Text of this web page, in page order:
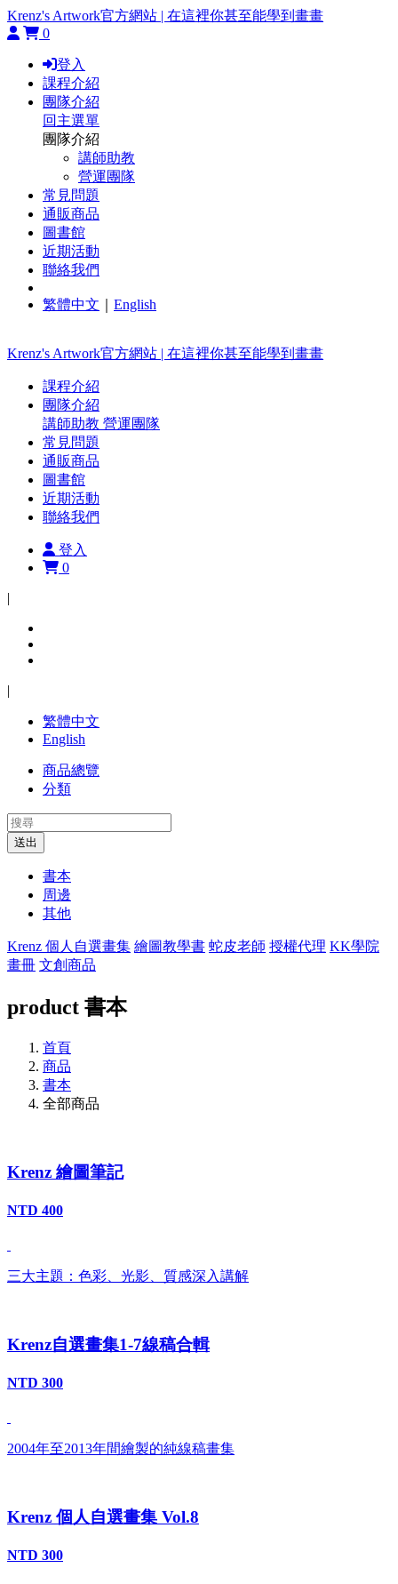
Krenz's Artwork官方網站 | 在這裡你甚至能學到畫畫
0
登入
課程介紹
團隊介紹
回主選單
團隊介紹
講師助教
營運團隊
常見問題
通販商品
圖書館
近期活動
聯絡我們
繁體中文 English
Krenz's Artwork官方網站 | 在這裡你甚至能學到畫畫
課程介紹
團隊介紹
講師助教 營運團隊
常見問題
通販商品
圖書館
近期活動
聯絡我們
登入
0
|
|
繁體中文
English
商品總覽
分類
送出
書本
周邊
其他
Krenz 個人自選畫集 繪圖教學書 蛇皮老師 授權代理 KK學院
畫冊 文創商品
product 書本
首頁
商品
書本
全部商品
Krenz 繪圖筆記
NTD 400
三大主題：色彩、光影、質感深入講解
Krenz自選畫集1-7線稿合輯
NTD 300
2004年至2013年間繪製的純線稿畫集
Krenz 個人自選畫集 Vol.8
NTD 300